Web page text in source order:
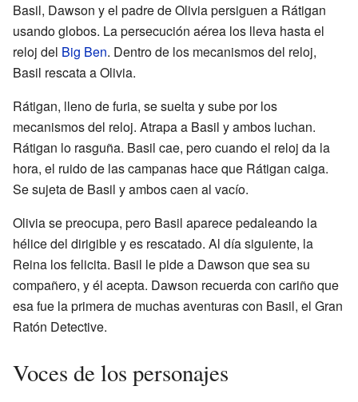
Basil, Dawson y el padre de Olivia persiguen a Rátigan
usando globos. La persecución aérea los lleva hasta el
reloj del Big Ben. Dentro de los mecanismos del reloj,
Basil rescata a Olivia.
Rátigan, lleno de furia, se suelta y sube por los
mecanismos del reloj. Atrapa a Basil y ambos luchan.
Rátigan lo rasguña. Basil cae, pero cuando el reloj da la
hora, el ruido de las campanas hace que Rátigan caiga.
Se sujeta de Basil y ambos caen al vacío.
Olivia se preocupa, pero Basil aparece pedaleando la
hélice del dirigible y es rescatado. Al día siguiente, la
Reina los felicita. Basil le pide a Dawson que sea su
compañero, y él acepta. Dawson recuerda con cariño que
esa fue la primera de muchas aventuras con Basil, el Gran
Ratón Detective.
Voces de los personajes